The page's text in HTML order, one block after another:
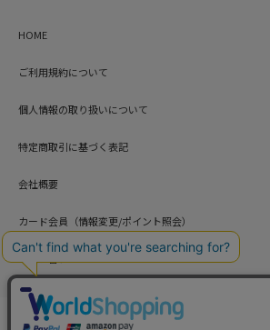
HOME
ご利用規約について
個人情報の取り扱いについて
特定商取引に基づく表記
会社概要
カード会員（情報変更/ポイント照会）